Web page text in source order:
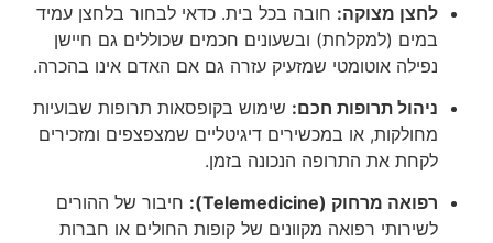
לחצן מצוקה: חובה בכל בית. כדאי לבחור בלחצן עמיד
במים (למקלחת) ובשעונים חכמים שכוללים גם חיישן
נפילה אוטומטי שמזעיק עזרה גם אם האדם אינו בהכרה.
ניהול תרופות חכם: שימוש בקופסאות תרופות שבועיות
מחולקות, או במכשירים דיגיטליים שמצפצפים ומזכירים
לקחת את התרופה הנכונה בזמן.
רפואה מרחוק (Telemedicine):
חיבור של ההורים
לשירותי רפואה מקוונים של קופות החולים או חברות